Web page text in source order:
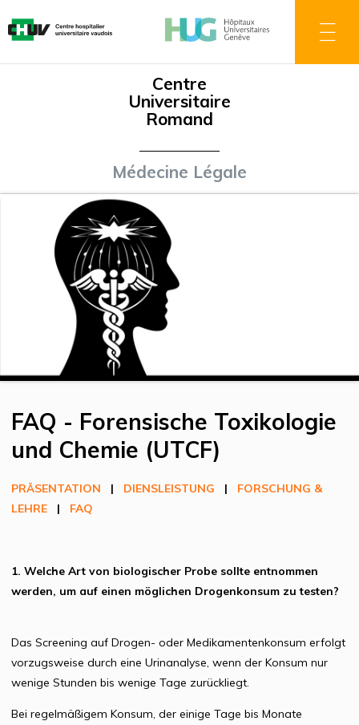
zum
Inhalt
Centre
Universitaire
Romand
Médecine Légale
FAQ - Forensische Toxikologie
und Chemie (UTCF)
PRÄSENTATION | DIENSLEISTUNG | FORSCHUNG &
LEHRE | FAQ
1. Welche Art von biologischer Probe sollte entnommen
werden, um auf einen möglichen Drogenkonsum zu testen?
Das Screening auf Drogen- oder Medikamentenkonsum erfolgt
vorzugsweise durch eine Urinanalyse, wenn der Konsum nur
wenige Stunden bis wenige Tage zurückliegt.
Bei regelmäßigem Konsum, der einige Tage bis Monate